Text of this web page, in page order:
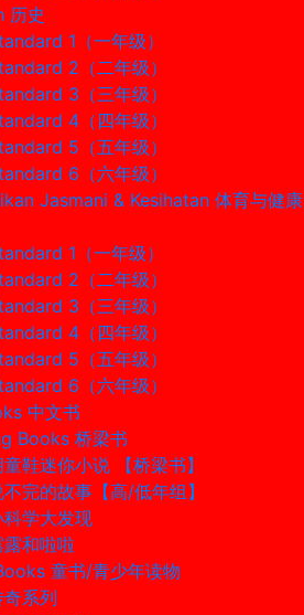
历史
1（一年级）
2（二年级）
3（三年级）
4（四年级）
5（五年级）
6（六年级）
Jasmani & Kesihatan 体育与健康
1（一年级）
2（二年级）
3（三年级）
4（四年级）
5（五年级）
6（六年级）
中文书
Books 桥梁书
鞋迷你小说 【桥梁书】
完的故事【高/低年组】
科学大发现
露和啦啦
童书/青少年读物
奇系列